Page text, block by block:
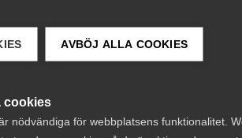
AVBÖJ ALLA COOKIES
cookies
nödvändiga för webbplatsens funktionalitet.